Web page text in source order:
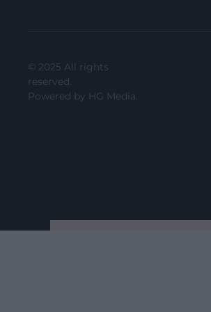
© 2025 All rights
reserved.
Powered by HG Media.